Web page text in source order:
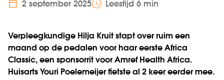
2 september 2025 Leestijd 6 min
Verpleegkundige Hilja Kruit stapt over ruim een
maand op de pedalen voor haar eerste Africa
Classic, een sponsorrit voor Amref Health Africa.
Huisarts Youri Poelemeijer fietste al 2 keer eerder mee.